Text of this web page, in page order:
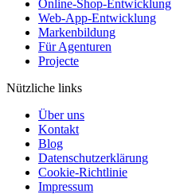
Online-Shop-Entwicklung
Web-App-Entwicklung
Markenbildung
Für Agenturen
Projecte
Nützliche links
Über uns
Kontakt
Blog
Datenschutzerklärung
Cookie-Richtlinie
Impressum